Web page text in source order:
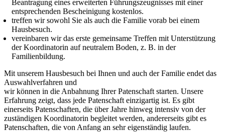
Beantragung eines erweiterten Führungszeugnisses mit einer
entsprechenden Bescheinigung kostenlos.
treffen wir sowohl Sie als auch die Familie vorab bei einem
Hausbesuch.
vereinbaren wir das erste gemeinsame Treffen mit Unterstützung
der Koordinatorin auf neutralem Boden, z. B. in der
Familienbildung.
Mit unserem Hausbesuch bei Ihnen und auch der Familie endet das
Auswahlverfahren und
wir können in die Anbahnung Ihrer Patenschaft starten. Unsere
Erfahrung zeigt, dass jede Patenschaft einzigartig ist. Es gibt
einerseits Patenschaften, die über Jahre hinweg intensiv von der
zuständigen Koordinatorin begleitet werden, andererseits gibt es
Patenschaften, die von Anfang an sehr eigenständig laufen.